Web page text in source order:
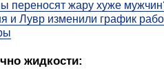
переносят жару хуже
и Лувр изменили график
жидкости: